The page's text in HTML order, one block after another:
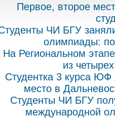
Первое, второе
ЧИ БГУ
олимпиады:
На Региональном
из
Студентка 3 курса ЮФ
место в
Студенты ЧИ БГУ
международной